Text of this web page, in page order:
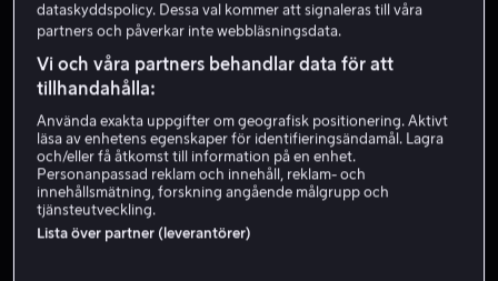
Inga sändningar
annan dag!
dataskyddspolicy. Dessa val kommer att signaleras till våra
partners och påverkar inte webbläsningsdata.
Vi och våra partners behandlar data för att
tillhandahålla:
Använda exakta uppgifter om geografisk positionering. Aktivt
läsa av enhetens egenskaper för identifieringsändamål. Lagra
och/eller få åtkomst till information på en enhet.
Personanpassad reklam och innehåll, reklam- och
innehållsmätning, forskning angående målgrupp och
tjänsteutveckling.
Lista över partner (leverantörer)